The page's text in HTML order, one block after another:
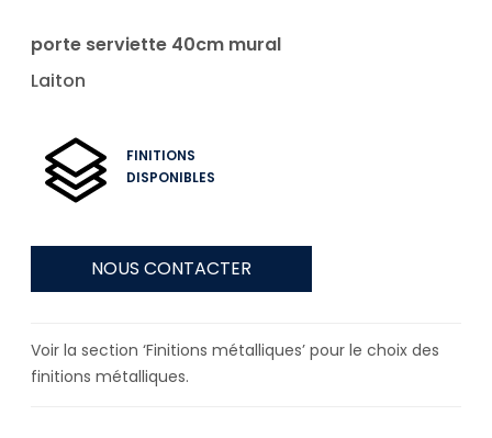
porte serviette 40cm mural
Laiton
FINITIONS
DISPONIBLES
NOUS CONTACTER
Voir la section ‘Finitions métalliques’ pour le choix des
finitions métalliques.